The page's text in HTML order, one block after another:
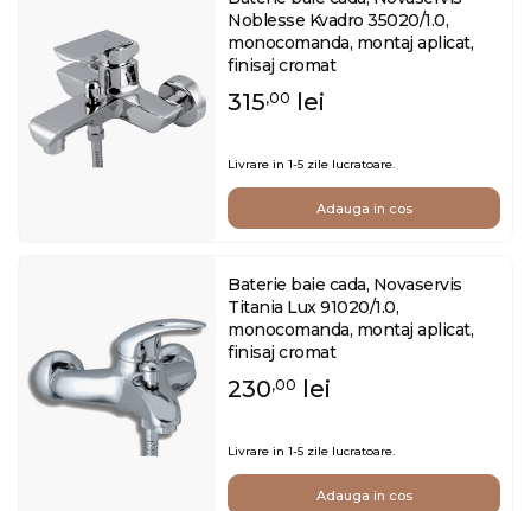
Noblesse Kvadro 35020/1.0,
monocomanda, montaj aplicat,
finisaj cromat
315,00 lei
Livrare in 1-5 zile lucratoare.
Adauga in cos
Baterie baie cada, Novaservis
Titania Lux 91020/1.0,
monocomanda, montaj aplicat,
finisaj cromat
230,00 lei
Livrare in 1-5 zile lucratoare.
Adauga in cos